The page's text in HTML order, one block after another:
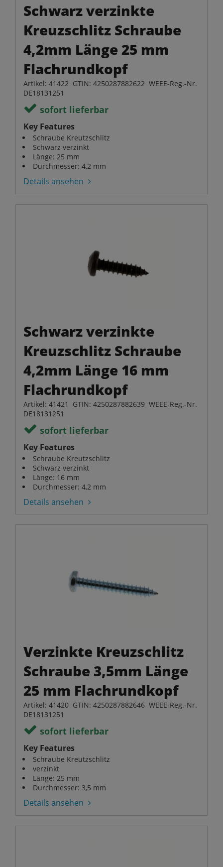
Schwarz verzinkte
Kreuzschlitz Schraube
4,2mm Länge 25 mm
Flachrundkopf
Artikel: 41422 GTIN: 4250287882622 WEEE-Reg.-Nr.
DE18131251
sofort lieferbar
Key Features
Schraube Kreutzschlitz
Schwarz verzinkt
Länge: 25 mm
Durchmesser: 4,2 mm
Details ansehen
Schwarz verzinkte
Kreuzschlitz Schraube
4,2mm Länge 16 mm
Flachrundkopf
Artikel: 41421 GTIN: 4250287882639 WEEE-Reg.-Nr.
DE18131251
sofort lieferbar
Key Features
Schraube Kreutzschlitz
Schwarz verzinkt
Länge: 16 mm
Durchmesser: 4,2 mm
Details ansehen
Verzinkte Kreuzschlitz
Schraube 3,5mm Länge
25 mm Flachrundkopf
Artikel: 41420 GTIN: 4250287882646 WEEE-Reg.-Nr.
DE18131251
sofort lieferbar
Key Features
Schraube Kreutzschlitz
verzinkt
Länge: 25 mm
Durchmesser: 3,5 mm
Details ansehen